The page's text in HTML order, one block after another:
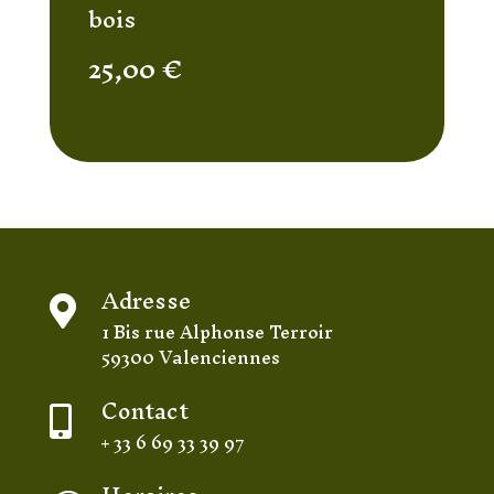
bois
25,00€
 Adresse
1 Bis rue Alphonse Terroir
59300 Valenciennes
 Contact
+ 33 6 69 33 39 97